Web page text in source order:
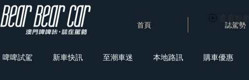
首頁 誌駕勢
查看點數
啤啤試駕 新車快訊 至潮車迷 本地路訊 購車優惠